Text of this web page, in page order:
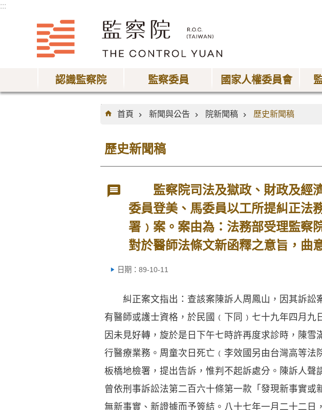
:::
認識監察院 監察委員 國家人權委員會
:::
首頁
新聞與公告 院新聞稿 歷史新聞稿
歷史新聞稿
監察院司法及獄政、財政及經濟
委員登美、馬委員以工所提糾正法
署﹚案。案由為：法務部受理監察
對於醫師法條文新函釋之意旨，曲
日期：89-10-11
糾正案文指出：查該案陳訴人周鳳山，因其訴訟
有醫師或護士資格，於民國﹙下同﹚七十九年四月九
因未見好轉，旋於是日下午七時許再度求診時，陳
行醫療業務。周童次日死亡﹙李效國另由台灣高等
板橋地檢署，提出告訴，惟判不起訴處分。陳訴人
曾依刑事訴訟法第二百六十條第一款「發現新事實
無新事實、新證據而予簽結。八十七年一月二十二